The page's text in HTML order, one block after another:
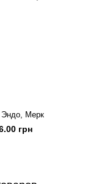
Эндо, Мерк
грн